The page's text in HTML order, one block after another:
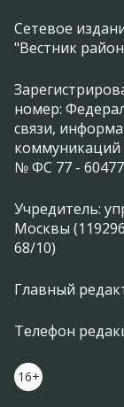
Сетевое
"Вестник
номер:
связи,
коммуникаций
№ ФС 77 -
Учредитель:
Москвы
68/10)
Главный
Телефон
16+